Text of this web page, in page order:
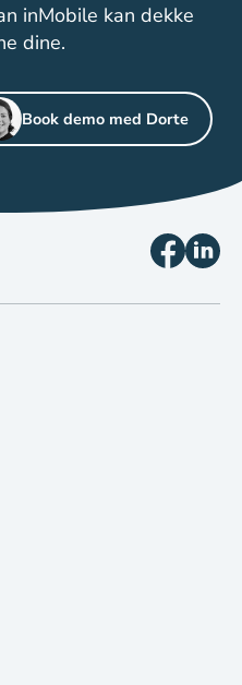
inMobile kan dekke
dine.
Book demo med Dorte